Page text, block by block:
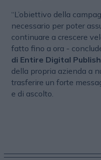
“L’obiettivo della
necessario per poter
continuare a crescere
fatto fino a ora -
di Entire Digital
della propria azienda a
trasferire un forte
e di ascolto.